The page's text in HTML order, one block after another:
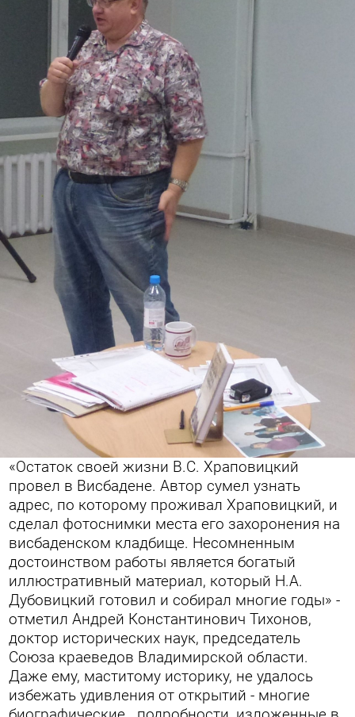
«Остаток своей жизни В.С. Храповицкий
провел в Висбадене. Автор сумел узнать
адрес, по которому проживал Храповицкий, и
сделал фотоснимки места его захоронения на
висбаденском кладбище. Несомненным
достоинством работы является богатый
иллюстративный материал, который Н.А.
Дубовицкий готовил и собирал многие годы» -
отметил Андрей Константинович Тихонов,
доктор исторических наук, председатель
Союза краеведов Владимирской области.
Даже ему, маститому историку, не удалось
избежать удивления от открытий - многие